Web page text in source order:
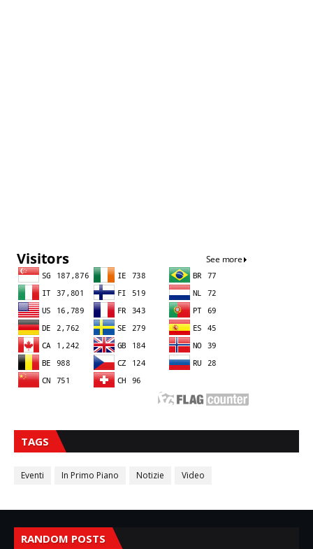
TAGS
Eventi In Primo Piano Notizie Video
RANDOM POSTS